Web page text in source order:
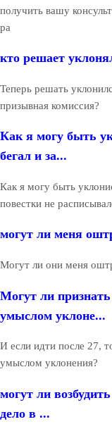
получить вашу
ра
кто решает
Теперь решать
призывная комиссия?
Как я могу быть
бегал и за...
Как я могу быть
повестки не
могут ли меня
Могут ли они меня
Могут ли
умыслом уклоне...
И если идти после 27,
умыслом уклонения?
могут ли
дело в ...